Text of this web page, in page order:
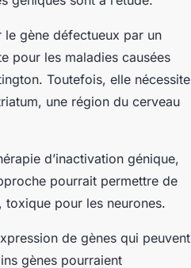
le gène défectueux par un
pour les maladies causées
Toutefois, elle nécessite
une région du cerveau
d’inactivation génique,
pourrait permettre de
pour les neurones.
de gènes qui peuvent
gènes pourraient